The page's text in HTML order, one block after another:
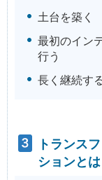
土台を築く
最初のイン
行う
長く継続す
トランス
ションとは